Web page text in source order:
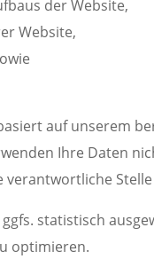
der Website,
Website,
auf unserem
Ihre Daten
statistisch
optimieren.